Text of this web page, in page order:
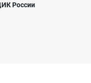
России